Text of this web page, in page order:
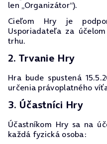
len „Organizátor“).
Cieľom Hry je
Usporiadateľa za
trhu.
2. Trvanie Hry
Hra bude spustená
určenia právoplatného
3. Účastníci Hry
Účastníkom Hry sa na
každá fyzická osoba: